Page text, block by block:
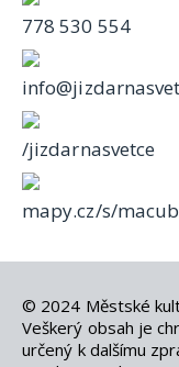
778 530 554
/jizdarnasvetce
mapy.cz/s/
© 2024 Městské
Veškerý obsah je
určený k dalšímu